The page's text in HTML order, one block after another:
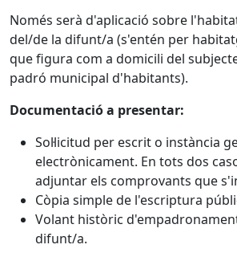
Només serà d'aplicació sobre
del/de la difunt/a (s'entén per
que figura com a domicili del
padró municipal d'habitants).
Documentació a presentar:
Sol·licitud per escrit o instància
electrònicament. En tots dos
adjuntar els comprovants que
Còpia simple de l'escriptura
Volant històric
difunt/a.